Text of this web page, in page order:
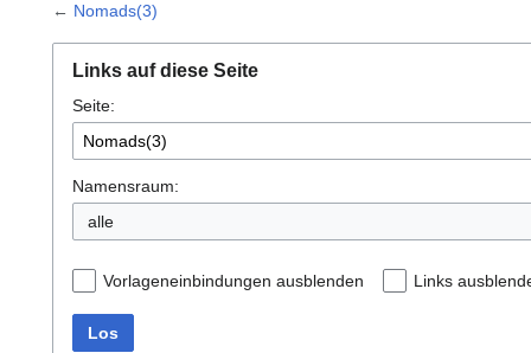
← Nomads(3)
Links auf diese Seite
Seite:
Namensraum:
alle
Vorlageneinbindungen ausblenden Links
Los